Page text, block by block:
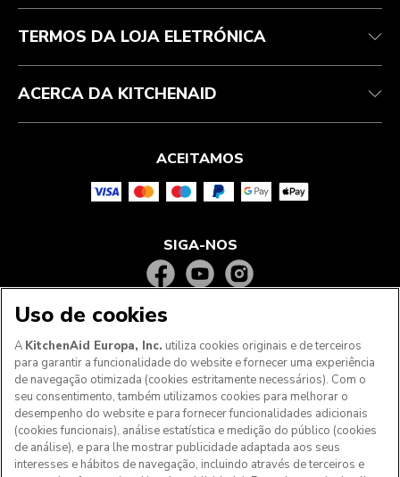
Perguntas frequentes
ODR
TERMOS DA LOJA ELETRÓNICA
ACERCA DA KITCHENAID
ACEITAMOS
SIGA-NOS
Aos clientes nos Açores, Madeira e outros territórios
portugueses: Por favor, contacte a nossa equipa de Apoio
Uso de cookies
A KitchenAid Europa, Inc. utiliza cookies originais e de terceiros
para garantir a funcionalidade do website e fornecer uma experiência
de navegação otimizada (cookies estritamente necessários). Com o
seu consentimento, também utilizamos cookies para melhorar o
desempenho do website e para fornecer funcionalidades adicionais
(cookies funcionais), análise estatística e medição do público (cookies
de análise), e para lhe mostrar publicidade adaptada aos seus
interesses e hábitos de navegação, incluindo através de terceiros e